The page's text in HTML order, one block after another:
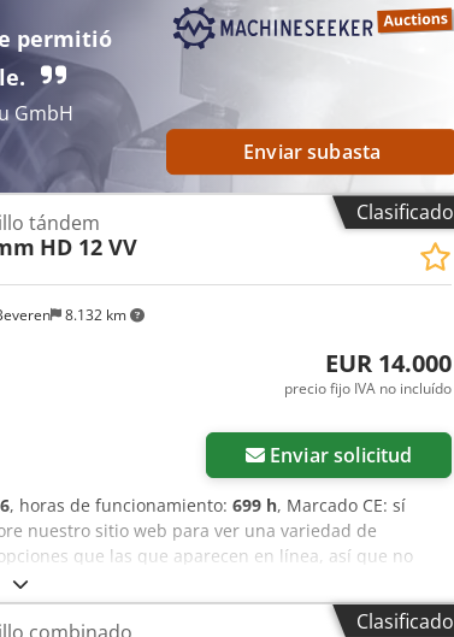
permitió
GmbH
Enviar subasta
Clasificado
8.132 km
tándem
HD 12 VV
EUR 14.000
precio fijo IVA no incluído
Enviar solicitud
, horas de funcionamiento: 699 h, Marcado CE: sí
nuestro sitio web para ver una variedad de
que las que aparecen en línea, así que no
en cualquier momento. Todas nuestras máquinas
a fiabilidad. ¿Necesita fotos? Contáctenos y se
neerlandés, inglés, francés, alemán, español y
Clasificado
combinado